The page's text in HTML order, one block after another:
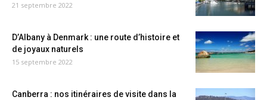
21 septembre 2022
D’Albany à Denmark : une route d’histoire et
de joyaux naturels
15 septembre 2022
Canberra : nos itinéraires de visite dans la